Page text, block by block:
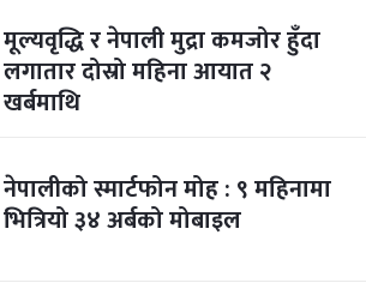
मूल्यवृद्धि र नेपाली मुद्रा कमजोर हुँदा
लगातार दोस्रो महिना आयात २
खर्बमाथि
नेपालीको स्मार्टफोन मोह : ९ महिनामा
भित्रियो ३४ अर्बको मोबाइल